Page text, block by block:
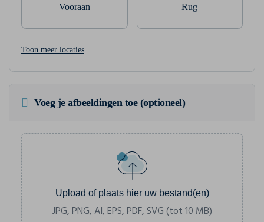
Vooraan Rug
Toon meer locaties
Voeg je afbeeldingen toe (optioneel)
Upload of plaats hier uw bestand(en)
JPG, PNG, AI, EPS, PDF, SVG (tot 10 MB)